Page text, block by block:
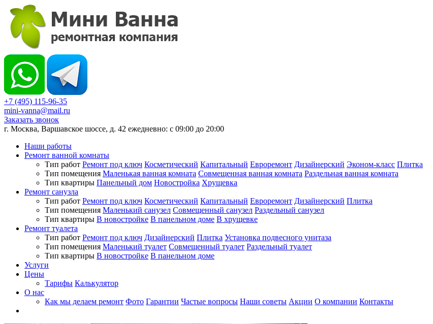
+7 (495) 115-96-35
mini-vanna@mail.ru
Заказать звонок
г. Москва, Варшавское шоссе, д. 42 ежедневно: с 09:00 до 20:00
Наши работы
Ремонт ванной комнаты
Тип работ Ремонт под ключ Косметический Капитальный Евроремонт Дизайнерский Эконом-класс Плитка
Тип помещения Маленькая ванная комната Совмещенная ванная комната Раздельная ванная комната
Тип квартиры Панельный дом Новостройка Хрущевка
Ремонт санузла
Тип работ Ремонт под ключ Косметический Капитальный Евроремонт Дизайнерский Плитка
Тип помещения Маленький санузел Совмещенный санузел Раздельный санузел
Тип квартиры В новостройке В панельном доме В хрущевке
Ремонт туалета
Тип работ Ремонт под ключ Дизайнерский Плитка Установка подвесного унитаза
Тип помещения Маленький туалет Совмещенный туалет Раздельный туалет
Тип квартиры В новостройке В панельном доме
Услуги
Цены
Тарифы Калькулятор
О нас
Как мы делаем ремонт Фото Гарантии Частые вопросы Наши советы Акции О компании Контакты